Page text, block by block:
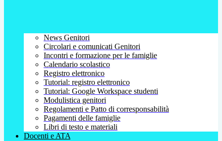
News Genitori
Circolari e comunicati Genitori
Incontri e formazione per le famiglie
Calendario scolastico
Registro elettronico
Tutorial: registro elettronico
Tutorial: Google Workspace studenti
Modulistica genitori
Regolamenti e Patto di corresponsabilità
Pagamenti delle famiglie
Libri di testo e materiali
Docenti e ATA